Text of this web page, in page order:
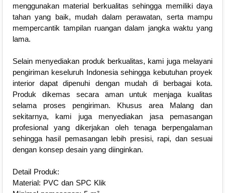
menggunakan material berkualitas sehingga memiliki daya
tahan yang baik, mudah dalam perawatan, serta mampu
mempercantik tampilan ruangan dalam jangka waktu yang
lama.
Selain menyediakan produk berkualitas, kami juga melayani
pengiriman keseluruh Indonesia sehingga kebutuhan proyek
interior dapat dipenuhi dengan mudah di berbagai kota.
Produk dikemas secara aman untuk menjaga kualitas
selama proses pengiriman. Khusus area Malang dan
sekitarnya, kami juga menyediakan jasa pemasangan
profesional yang dikerjakan oleh tenaga berpengalaman
sehingga hasil pemasangan lebih presisi, rapi, dan sesuai
dengan konsep desain yang diinginkan.
Detail Produk:
Material: PVC dan SPC Klik